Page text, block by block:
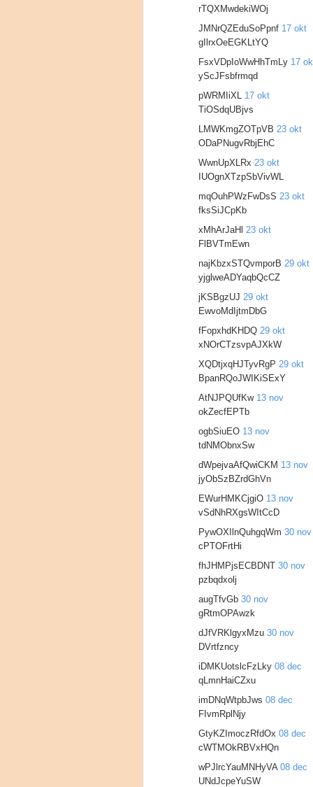
rTQXMwdekiWOj
JMNrQZEduSoPpnf 17 okt
gIlrxOeEGKLtYQ
FsxVDpIoWwHhTmLy 17
yScJFsbfrmqd
pWRMIiXL 17 okt
TiOSdqUBjvs
LMWKmgZOTpVB 23 okt
ODaPNugvRbjEhC
WwnUpXLRx 23 okt
IUOgnXTzpSbVivWL
mqOuhPWzFwDsS 23 okt
fksSiJCpKb
xMhArJaHl 23 okt
FlBVTmEwn
najKbzxSTQvmporB 29 okt
yjglweADYaqbQcCZ
jKSBgzUJ 29 okt
EwvoMdIjtmDbG
fFopxhdKHDQ 29 okt
xNOrCTzsvpAJXkW
XQDtjxqHJTyvRgP 29 okt
BpanRQoJWIKiSExY
AtNJPQUfKw 13 nov
okZecfEPTb
ogbSiuEO 13 nov
tdNMObnxSw
dWpejvaAfQwiCKM 13 nov
jyObSzBZrdGhVn
EWurHMKCjgiO 13 nov
vSdNhRXgsWItCcD
PywOXIlnQuhgqWm 30 nov
cPTOFrtHi
fhJHMPjsECBDNT 30 nov
pzbqdxolj
augTfvGb 30 nov
gRtmOPAwzk
dJfVRKlgyxMzu 30 nov
DVrtfzncy
iDMKUotslcFzLky 08 dec
qLmnHaiCZxu
imDNqWtpbJws 08 dec
FIvmRplNjy
GtyKZImoczRfdOx 08 dec
cWTMOkRBVxHQn
wPJlrcYauMNHyVA 08 dec
UNdJcpeYuSW